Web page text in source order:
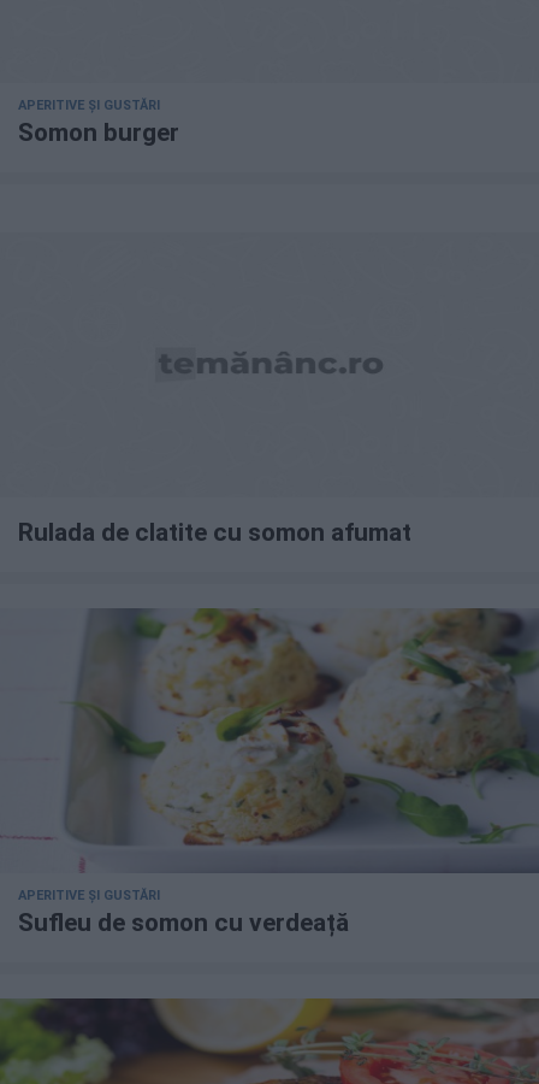
APERITIVE ȘI GUSTĂRI
Somon burger
Rulada de clatite cu somon afumat
APERITIVE ȘI GUSTĂRI
Sufleu de somon cu verdeață